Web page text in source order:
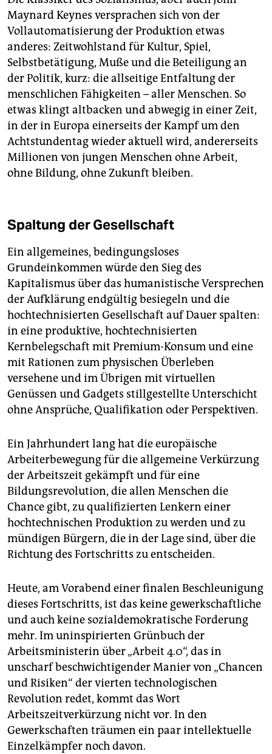
Maynard Keynes versprachen sich von der
Vollautomatisierung der Produktion etwas
anderes: Zeitwohlstand für Kultur, Spiel,
Selbstbetätigung, Muße und die Beteiligung an
der Politik, kurz: die allseitige Entfaltung der
menschlichen Fähigkeiten – aller Menschen. So
etwas klingt altbacken und abwegig in einer Zeit,
in der in Europa einerseits der Kampf um den
Achtstundentag wieder aktuell wird, andererseits
Millionen von jungen Menschen ohne Arbeit,
ohne Bildung, ohne Zukunft bleiben.
Spaltung der Gesellschaft
Ein allgemeines, bedingungsloses
Grundeinkommen würde den Sieg des
Kapitalismus über das humanistische Versprechen
der Aufklärung endgültig besiegeln und die
hochtechnisierten Gesellschaft auf Dauer spalten:
in eine produktive, hochtechnisierten
Kernbelegschaft mit Premium-Konsum und eine
mit Rationen zum physischen Überleben
versehene und im Übrigen mit virtuellen
Genüssen und Gadgets stillgestellte Unterschicht
ohne Ansprüche, Qualifikation oder Perspektiven.
Ein Jahrhundert lang hat die europäische
Arbeiterbewegung für die allgemeine Verkürzung
der Arbeitszeit gekämpft und für eine
Bildungsrevolution, die allen Menschen die
Chance gibt, zu qualifizierten Lenkern einer
hochtechnischen Produktion zu werden und zu
mündigen Bürgern, die in der Lage sind, über die
Richtung des Fortschritts zu entscheiden.
Heute, am Vorabend einer finalen Beschleunigung
dieses Fortschritts, ist das keine gewerkschaftliche
und auch keine sozialdemokratische Forderung
mehr. Im uninspirierten Grünbuch der
Arbeitsministerin über „Arbeit 4.0“, das in
unscharf beschwichtigender Manier von „Chancen
und Risiken“ der vierten technologischen
Revolution redet, kommt das Wort
Arbeitszeitverkürzung nicht vor. In den
Gewerkschaften träumen ein paar intellektuelle
Einzelkämpfer noch davon.